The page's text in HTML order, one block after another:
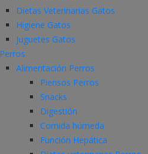
Dietas Veterinarias Gatos
Higiene Gatos
Juguetes Gatos
Perros
Alimentación Perros
Piensos Perros
Snacks
Digestión
Comida húmeda
Función Hepática